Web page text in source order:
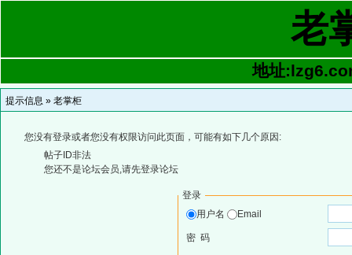
老
地址
提示信息 » 老掌柜
您没有登录或者您没有权限访问此页面，可能有如下几个原因:
帖子ID非法
您还不是论坛会员,请先登录论坛
登录
用户名
Email
密 码